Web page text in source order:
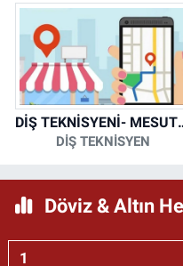
DİŞ
DİŞ TEKNİSYEN
Döviz & Altın